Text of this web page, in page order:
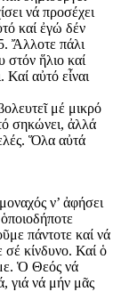
νά προσέχει
καί ἐγώ δέν
Ἄλλοτε πάλι
στόν ἥλιο καί
Καί αὐτό εἶναι
μέ μικρό
σηκώνει, ἀλλά
Ὅλα αὐτά
ν’ ἀφήσει
πάντοτε καί νά
σέ κίνδυνο. Καί ὁ
Ὁ Θεός νά
γιά νά μήν μᾶς